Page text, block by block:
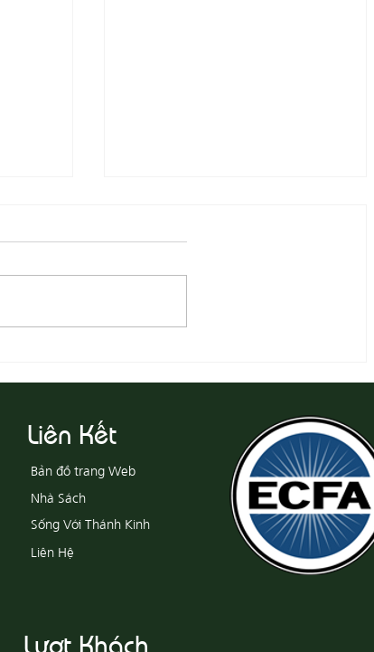
Liên Kết
Bản đồ trang Web
Nhà Sách
Sống Với Thánh Kinh
Liên Hệ
Lượt Khách